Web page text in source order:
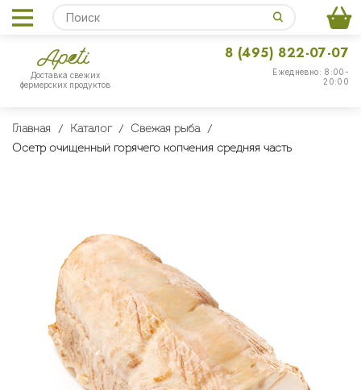
Доставка свежих
фермерских продуктов
Ежедневно: 8:00-
20:00
8 (495) 822-07-07
Главная Каталог
Свежая рыба
Осетр очищенный горячего копчения средняя часть